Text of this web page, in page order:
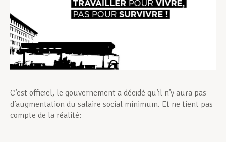
Actualités
C’est officiel, le gouvernement a décidé qu’il n’y aura pas
d’augmentation du salaire social minimum. Et ne tient pas
compte de la réalité: